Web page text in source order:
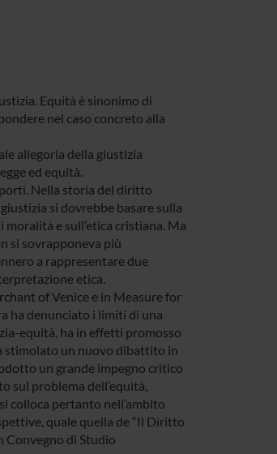
Equità è sinonimo di
nel caso concreto alla
allegoria della giustizia
ed equità.
Nella storia del diritto
si dovrebbe basare sulla
e sull’etica cristiana. Ma
si sovrapponeva più
a rappresentare due
etica.
of Venice e in Measure for
ha denunciato i limiti di una
equità, ha in effetti promosso
stimolato un nuovo dibattito in
un grande impegno critico
sul problema dell’equità,
colloca pertanto nell’ambito
quale quella de “Il Diritto
Convegno di Studio